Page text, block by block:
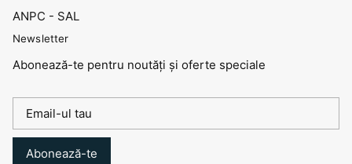
ANPC - SAL
Newsletter
Abonează-te pentru noutăți și oferte speciale
Abonează-te